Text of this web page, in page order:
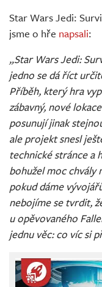
Star Wars Jedi:
jsme o hře napsali:
„Star Wars Jedi:
jedno se dá říct
Příběh, který hra
zábavný, nové
posunují jinak
ale projekt snesl
technické stránce a
bohužel moc chvály
pokud dáme
nebojíme se tvrdit,
u opěvovaného
jednu věc: co víc si